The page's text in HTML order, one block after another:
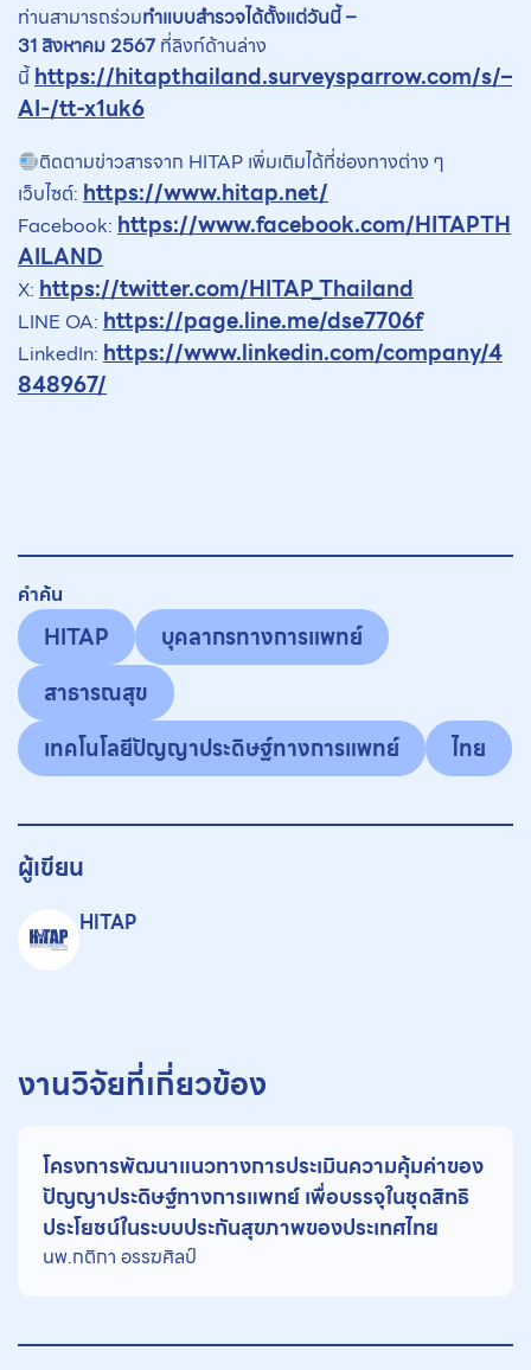
ท่านสามารถร่วมทำแบบสำรวจได้ตั้งแต่วันนี้ –
31 สิงหาคม 2567 ที่ลิงก์ด้านล่าง
นี้https://hitapthailand.surveysparrow.com/s/–
AI-/tt-x1uk6
ติดตามข่าวสารจาก HITAP เพิ่มเติมได้ที่ช่องทางต่าง ๆ
เว็บไซต์: https://www.hitap.net/
Facebook: https://www.facebook.com/HITAPTH
AILAND
X: https://twitter.com/HITAP_Thailand
LINE OA: https://page.line.me/dse7706f
LinkedIn: https://www.linkedin.com/company/4
848967/
คำค้น
HITAP
บุคลากรทางการแพทย์
สาธารณสุข
เทคโนโลยีปัญญาประดิษฐ์ทางการแพทย์
ไทย
ผู้เขียน
HITAP
งานวิจัยที่เกี่ยวข้อง
โครงการพัฒนาแนวทางการประเมินความคุ้มค่าของ
ปัญญาประดิษฐ์ทางการแพทย์ เพื่อบรรจุในชุดสิทธิ
ประโยชน์ในระบบประกันสุขภาพของประเทศไทย
นพ.กติกา อรรฆศิลป์